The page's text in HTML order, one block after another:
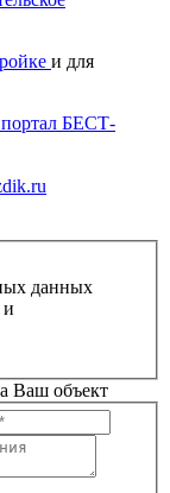
и для
данных
и
Ваш объект